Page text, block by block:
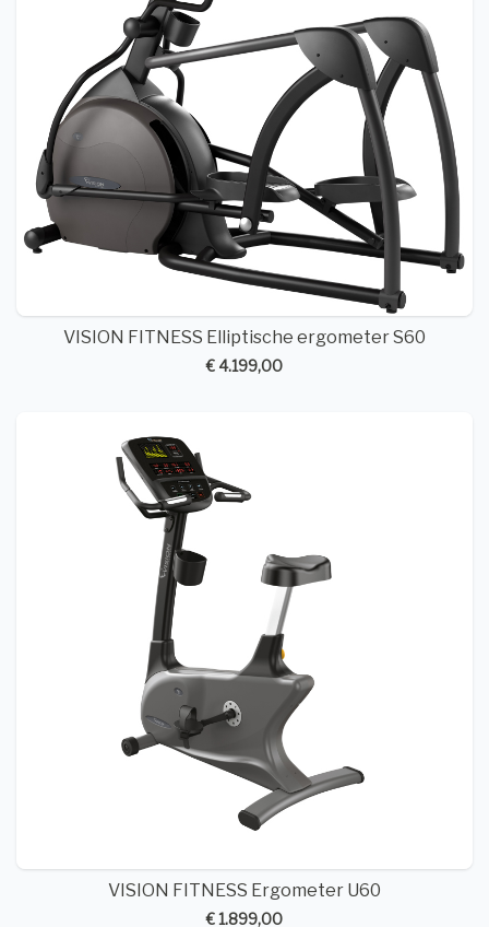
VISION FITNESS Elliptische ergometer S60
€ 4.199,00
VISION FITNESS Ergometer U60
€ 1.899,00